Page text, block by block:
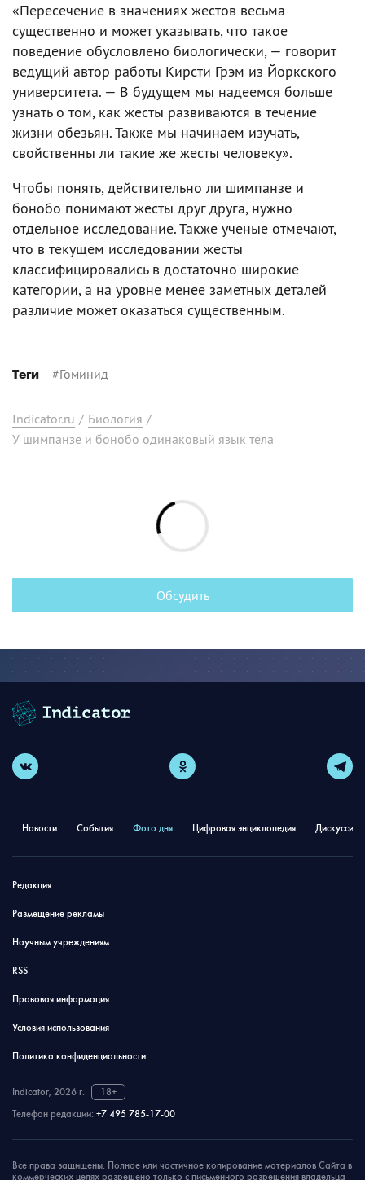
«Пересечение в значениях жестов весьма
существенно и может указывать, что такое
поведение обусловлено биологически, — говорит
ведущий автор работы Кирсти Грэм из Йоркского
университета. — В будущем мы надеемся больше
узнать о том, как жесты развиваются в течение
жизни обезьян. Также мы начинаем изучать,
свойственны ли такие же жесты человеку».
Чтобы понять, действительно ли шимпанзе и
бонобо понимают жесты друг друга, нужно
отдельное исследование. Также ученые отмечают,
что в текущем исследовании жесты
классифицировались в достаточно широкие
категории, а на уровне менее заметных деталей
различие может оказаться существенным.
Теги #Гоминид
Indicator.ru / Биология /
У шимпанзе и бонобо одинаковый язык тела
Обсудить
Новости События Фото дня Цифровая энциклопедия
Редакция
Размещение рекламы
Научным учреждениям
RSS
Правовая информация
Условия использования
Политика конфиденциальности
Indicator, 2026 г.
18+
Телефон редакции: +7 495 785-17-00
Все права защищены. Полное или частичное копирование материалов Сайта в
коммерческих целях разрешено только с письменного разрешения владельца